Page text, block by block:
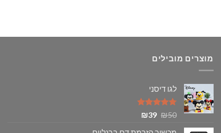
מוצרים מובילים
לגו דיסני
דורג 5.00 ₪50
המחיר
₪39
המחיר